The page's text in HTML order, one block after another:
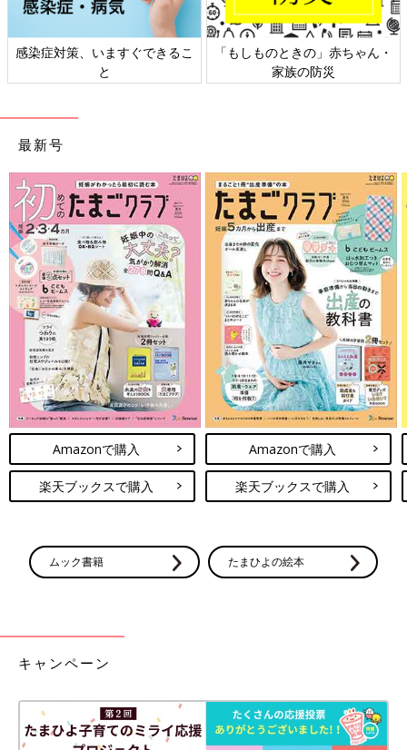
て。普段はほったらかしでいいのですが、年に一度だけ確認して
ほしいことについてお伝えします。お楽しみに！
（監修・水瀬ケンイチ イラスト・おぐらなおみ 取材・文 大
上ミカ）
水瀬ケンイチ
1973年生まれ。IT企業に勤める会社員であり、個人投資家。
で自身の投資経験を綴り、インデックス投資家のバイブル的存在
として認知される。著書に「お金は寝かせて増やしなさい」（フ
ォレスト出版）など
参考文献：水瀬ケンイチ著書
お金は寝かせて増やしなさい（フォレスト出版）
全面改訂 ほったらかし投資術 インデックス運用実践ガイド
（朝日新書）
お金は寝かせて増やしなさい
感染症対策、いますぐできるこ
と
「もしものときの」赤ちゃん・
家族の防災
最新号
Amazonで購入
楽天ブックスで購入
Amazonで購入
楽天ブックスで購入
ムック書籍 たまひよの絵本
キャンペーン